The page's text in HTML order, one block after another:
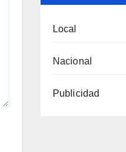
Local
Nacional
Publicidad